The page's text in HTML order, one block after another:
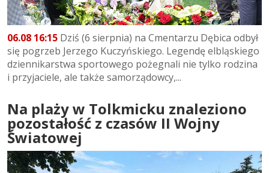
06.08 16:15 Dziś (6 sierpnia) na Cmentarzu Dębica odbył
się pogrzeb Jerzego Kuczyńskiego. Legendę elbląskiego
dziennikarstwa sportowego pożegnali nie tylko rodzina
i przyjaciele, ale także samorządowcy,...
Na plaży w Tolkmicku znaleziono
pozostałość z czasów II Wojny
Światowej